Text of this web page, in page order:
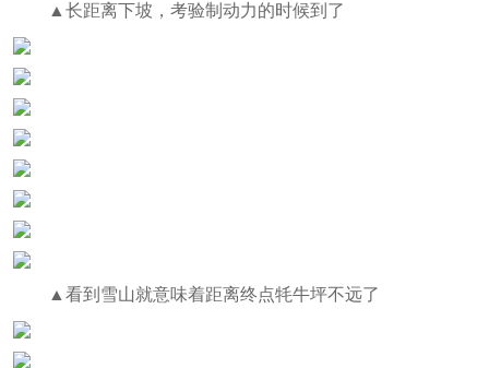
▲长距离下坡，考验制动力的时候到了
▲看到雪山就意味着距离终点牦牛坪不远了